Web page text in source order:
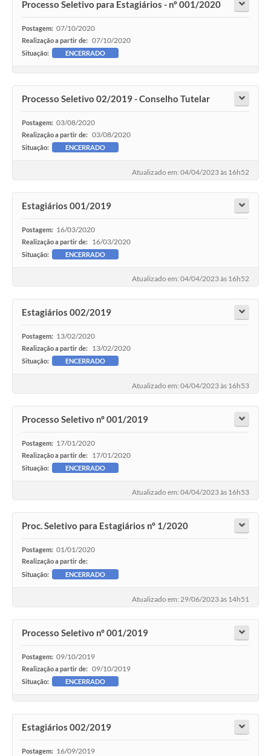
Processo Seletivo para Estagiários - nº 001/2020
Postagem: 07/10/2020
Realização a partir de: 07/10/2020
Situação: ENCERRADO
Processo Seletivo 02/2019 - Conselho Tutelar
Postagem: 03/08/2020
Realização a partir de: 03/08/2020
Situação: ENCERRADO
Atualizado em: 04/04/2023 às 16h52
Estagiários 001/2019
Postagem: 16/03/2020
Realização a partir de: 16/03/2020
Situação: ENCERRADO
Atualizado em: 04/04/2023 às 16h52
Estagiários 002/2019
Postagem: 13/02/2020
Realização a partir de: 13/02/2020
Situação: ENCERRADO
Atualizado em: 04/04/2023 às 16h53
Processo Seletivo nº 001/2019
Postagem: 17/01/2020
Realização a partir de: 17/01/2020
Situação: ENCERRADO
Atualizado em: 04/04/2023 às 16h53
Proc. Seletivo para Estagiários nº 1/2020
Postagem: 01/01/2020
Realização a partir de:
Situação:
ENCERRADO
Atualizado em: 29/06/2023 às 14h51
Processo Seletivo nº 001/2019
Postagem: 09/10/2019
Realização a partir de: 09/10/2019
Situação: ENCERRADO
Estagiários 002/2019
Postagem: 16/09/2019